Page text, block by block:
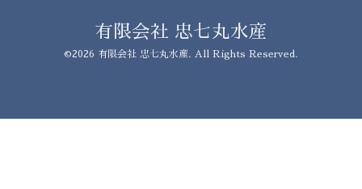
有限会社 忠七丸水産
©2026 有限会社 忠七丸水産. All Rights Reserved.